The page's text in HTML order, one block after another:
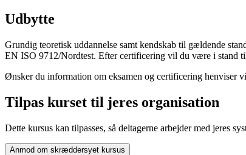
Udbytte
Grundig teoretisk uddannelse samt kendskab til gældende
EN ISO 9712/Nordtest. Efter certificering vil du være i stand
Ønsker du information om eksamen og certificering henviser
Tilpas kurset til jeres organisation
Dette kursus kan tilpasses, så deltagerne arbejder med jeres
Anmod om skræddersyet kursus